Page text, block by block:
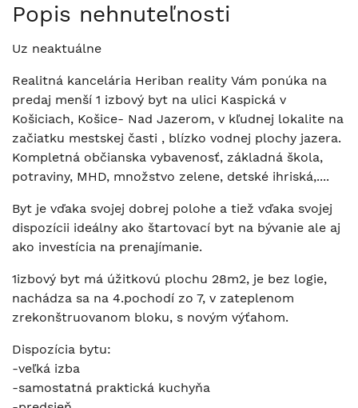
Popis nehnuteľnosti
Uz neaktuálne
Realitná kancelária Heriban reality Vám ponúka na
predaj menší 1 izbový byt na ulici Kaspická v
Košiciach, Košice- Nad Jazerom, v kľudnej lokalite na
začiatku mestskej časti , blízko vodnej plochy jazera.
Kompletná občianska vybavenosť, základná škola,
potraviny, MHD, množstvo zelene, detské ihriská,....
Byt je vďaka svojej dobrej polohe a tiež vďaka svojej
dispozícii ideálny ako štartovací byt na bývanie ale aj
ako investícia na prenajímanie.
1izbový byt má úžitkovú plochu 28m2, je bez logie,
nachádza sa na 4.pochodí zo 7, v zateplenom
zrekonštruovanom bloku, s novým výťahom.
Dispozícia bytu:
-veľká izba
-samostatná praktická kuchyňa